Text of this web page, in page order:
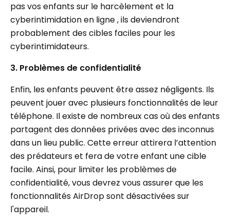
pas vos enfants sur le harcèlement et la
cyberintimidation en ligne , ils deviendront
probablement des cibles faciles pour les
cyberintimidateurs.
3. Problèmes de confidentialité
Enfin, les enfants peuvent être assez négligents. Ils
peuvent jouer avec plusieurs fonctionnalités de leur
téléphone. Il existe de nombreux cas où des enfants
partagent des données privées avec des inconnus
dans un lieu public. Cette erreur attirera l’attention
des prédateurs et fera de votre enfant une cible
facile. Ainsi, pour limiter les problèmes de
confidentialité, vous devrez vous assurer que les
fonctionnalités AirDrop sont désactivées sur
l'appareil.